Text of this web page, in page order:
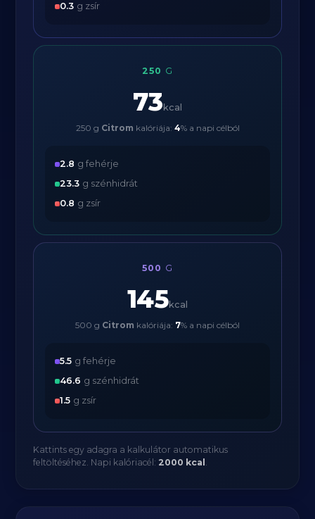
0.3 g zsír
250 G
73 kcal
250 g Citrom kalóriája: 4% a napi célból
2.8 g fehérje
23.3 g szénhidrát
0.8 g zsír
500 G
145kcal
500 g Citrom kalóriája: 7% a napi célból
5.5 g fehérje
46.6 g szénhidrát
1.5 g zsír
Kattints egy adagra a kalkulátor automatikus
feltöltéséhez. Napi kalóriacél: 2000 kcal .